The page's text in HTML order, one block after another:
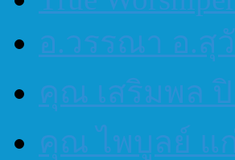
อ.วรรณา อ.สุ
คุณ เสริมพล
คุณ ไพบูลย์ แ